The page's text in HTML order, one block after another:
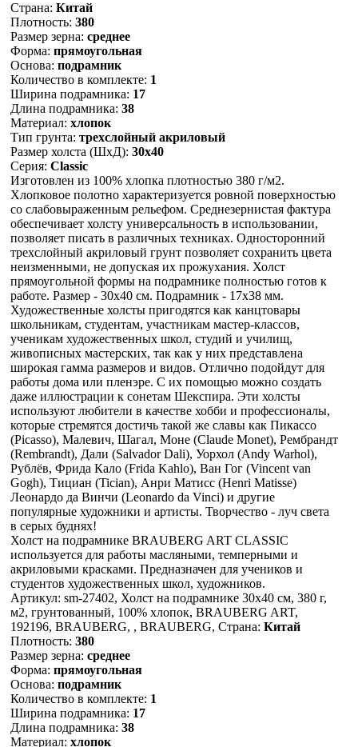
Страна: Китай
Плотность: 380
Размер зерна: среднее
Форма: прямоугольная
Основа: подрамник
Количество в комплекте: 1
Ширина подрамника: 17
Длина подрамника: 38
Материал: хлопок
Тип грунта: трехслойный акриловый
Размер холста (ШхД): 30х40
Серия: Classic
Изготовлен из 100% хлопка плотностью 380 г/м2.
Хлопковое полотно характеризуется ровной поверхностью
со слабовыраженным рельефом. Среднезернистая фактура
обеспечивает холсту универсальность в использовании,
позволяет писать в различных техниках. Односторонний
трехслойный акриловый грунт позволяет сохранить цвета
неизменными, не допуская их прожухания. Холст
прямоугольной формы на подрамнике полностью готов к
работе. Размер - 30x40 см. Подрамник - 17х38 мм.
Художественные холсты пригодятся как канцтовары
школьникам, студентам, участникам мастер-классов,
ученикам художественных школ, студий и училищ,
живописных мастерских, так как у них представлена
широкая гамма размеров и видов. Отлично подойдут для
работы дома или пленэре. С их помощью можно создать
даже иллюстрации к сонетам Шекспира. Эти холсты
используют любители в качестве хобби и профессионалы,
которые стремятся достичь такой же славы как Пикассо
(Picasso), Малевич, Шагал, Моне (Claude Monet), Рембрандт
(Rembrandt), Дали (Salvador Dali), Уорхол (Andy Warhol),
Рублёв, Фрида Кало (Frida Kahlo), Ван Гог (Vincent van
Gogh), Тициан (Tician), Анри Матисс (Henri Matisse)
Леонардо да Винчи (Leonardo da Vinci) и другие
популярные художники и артисты. Творчество - луч света
в серых буднях!
Холст на подрамнике BRAUBERG ART CLASSIC
используется для работы масляными, темперными и
акриловыми красками. Предназначен для учеников и
студентов художественных школ, художников.
Артикул: sm-27402, Холст на подрамнике 30х40 см, 380 г,
м2, грунтованный, 100% хлопок, BRAUBERG ART,
192196, BRAUBERG, , BRAUBERG, Страна: Китай
Плотность: 380
Размер зерна: среднее
Форма: прямоугольная
Основа: подрамник
Количество в комплекте: 1
Ширина подрамника: 17
Длина подрамника: 38
Материал: хлопок